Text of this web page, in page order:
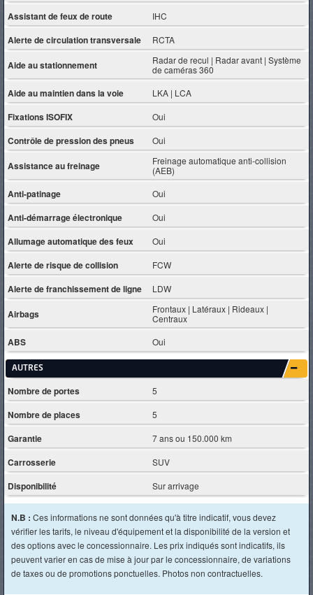
Assistant de feux de route IHC
Alerte de circulation transversale RCTA
Aide au stationnement
Radar de recul | Radar avant | Système
de caméras 360
Aide au maintien dans la voie LKA | LCA
Fixations ISOFIX Oui
Contrôle de pression des pneus Oui
Assistance au freinage
Freinage automatique anti-collision
(AEB)
Anti-patinage Oui
Anti-démarrage électronique Oui
Allumage automatique des feux Oui
Alerte de risque de collision FCW
Alerte de franchissement de ligne LDW
Airbags
Frontaux | Latéraux | Rideaux |
Centraux
ABS Oui
AUTRES
Nombre de portes 5
Nombre de places 5
Garantie 7 ans ou 150.000 km
Carrosserie SUV
Disponibilité Sur arrivage
N.B : Ces informations ne sont données qu'à titre indicatif, vous devez
vérifier les tarifs, le niveau d'équipement et la disponibilité de la version et
des options avec le concessionnaire. Les prix indiqués sont indicatifs, ils
peuvent varier en cas de mise à jour par le concessionnaire, de variations
de taxes ou de promotions ponctuelles. Photos non contractuelles.